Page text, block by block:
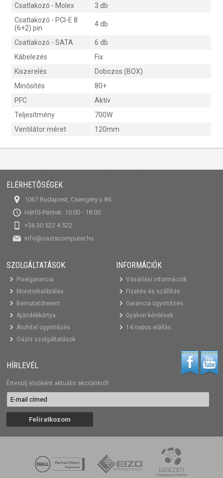
Csatlakozó - Molex
3 db
Csatlakozó - PCI-E 8
(6+2) pin
4 db
Csatlakozó - SATA
6 db
Kábelezés
Fix
Kiszerelés
Dobozos (BOX)
Minősítés
80+
PFC
Aktív
Teljesítmény
700W
Ventilátor méret
120mm
ELÉRHETŐSÉGEK
1067 Budapest, Csengery u 84.
Hétfő-Péntek: 10:00 - 18:00
+36 30 522 4 522
info@oaziscomputer.hu
SZOLGÁLTATÁSOK
Pixelgarancia
Monitorkalibrálás
Bemutatóterem
Ajándékkártya
Áruhitel ügyintézés
Oázis szolgáltatások
INFORMÁCIÓK
Vásárlási információk
Fizetés és szállítás
Garancia ügyintézés
Gyakori kérdések
14 napos elállás
HÍRLEVÉL
Értesülj elsőként aktuális akcióinkról!